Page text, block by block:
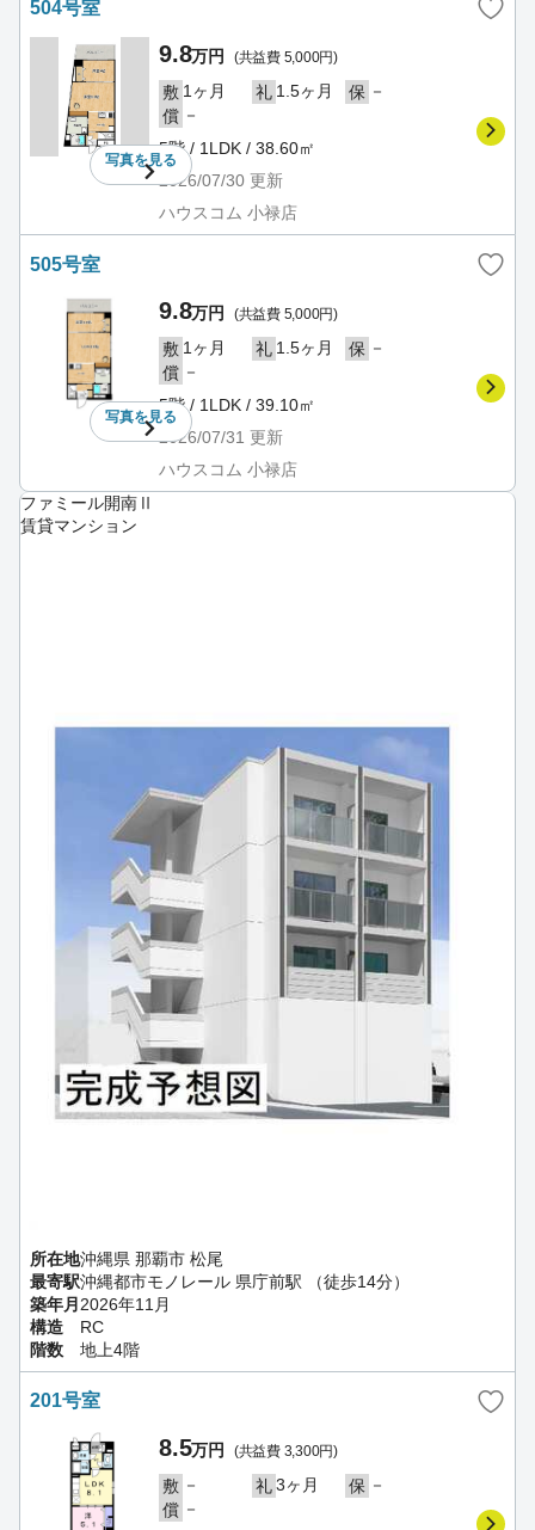
504号室
写真を見る
9.8万円 (共益費 5,000円)
敷 1ヶ月 礼 1.5ヶ月 保 －
償 －
5階 / 1LDK / 38.60㎡
2026/07/30 更新
ハウスコム 小禄店
505号室
写真を見る
9.8万円 (共益費 5,000円)
敷 1ヶ月 礼 1.5ヶ月 保 －
償 －
5階 / 1LDK / 39.10㎡
2026/07/31 更新
ハウスコム 小禄店
ファミール開南Ⅱ
賃貸マンション
所在地沖縄県 那覇市 松尾
最寄駅沖縄都市モノレール 県庁前駅 （徒歩14分）
築年月 2026年11月
構造
RC
階数
地上4階
201号室
8.5万円 (共益費 3,300円)
敷 － 礼3ヶ月 保 －
償 －